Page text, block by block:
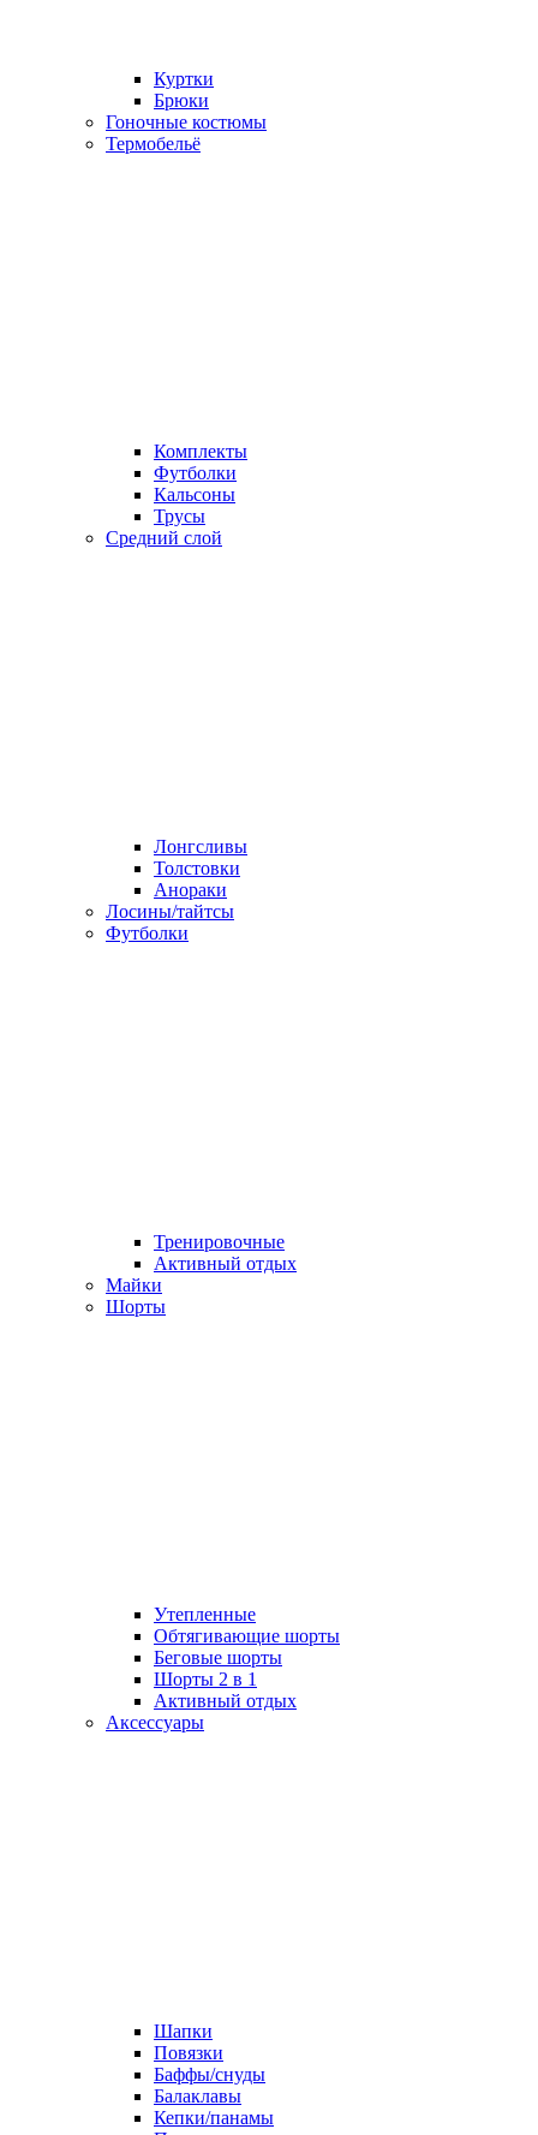
Куртки
Брюки
Гоночные костюмы
Термобельё
Комплекты
Футболки
Кальсоны
Трусы
Средний слой
Лонгсливы
Толстовки
Анораки
Лосины/тайтсы
Футболки
Тренировочные
Активный отдых
Майки
Шорты
Утепленные
Обтягивающие шорты
Беговые шорты
Шорты 2 в 1
Активный отдых
Аксессуары
Шапки
Повязки
Баффы/снуды
Балаклавы
Кепки/панамы